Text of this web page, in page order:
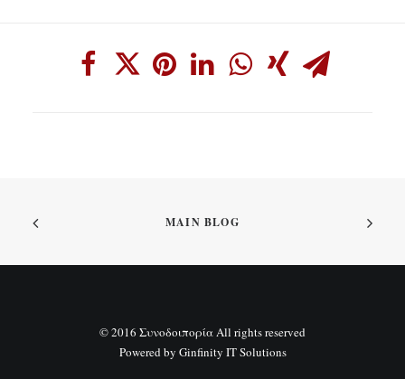
MAIN BLOG
© 2016 Συνοδοιπορία All rights reserved
Powered by Ginfinity IT Solutions